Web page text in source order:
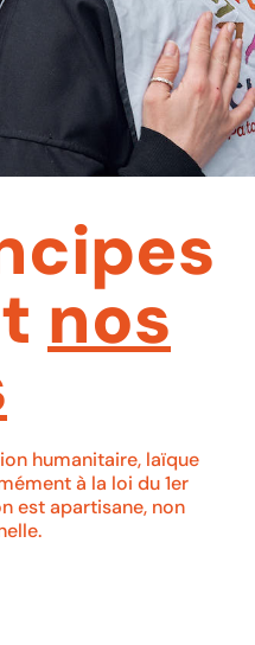
nos
humanitaire, laïque
à la loi du 1er
est apartisane, non